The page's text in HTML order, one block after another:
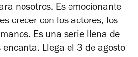
nosotros. Es emocionante
crecer con los actores, los
Es una serie llena de
encanta. Llega el 3 de agosto